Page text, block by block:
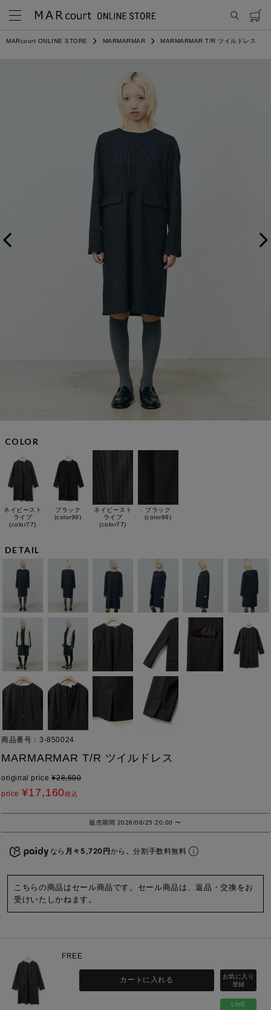
MARcourt ONLINE STORE MARMARMAR MARMARMAR T/R ツイルドレス
COLOR
ネイビースト
ライプ
(color77)
ブラック
(color99)
ネイビースト
ライプ
(color77)
ブラック
(color99)
DETAIL
商品番号 3-850024
MARMARMAR T/R ツイルドレス
original price ¥28,600
price ¥17,160税込
販売期間 2026/06/25 20:00〜
なら 月々5,720円から。分割手数料無料
こちらの商品はセール商品です。セール商品は、返品・交換をお
受けいたしかねます。
FREE
LINE
カートに入れる